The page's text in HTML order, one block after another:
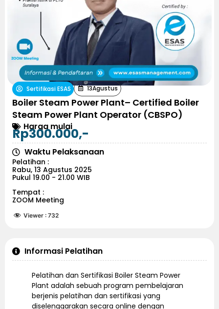
Sertifikasi ESAS 13Agustus
Boiler Steam Power Plant– Certified Boiler
Steam Power Plant Operator (CBSPO)
Harga mulai
Rp300.000,-
Waktu Pelaksanaan
Pelatihan :
Rabu, 13 Agustus 2025
Pukul 19.00 - 21.00 WIB
Tempat :
ZOOM Meeting
Viewer : 732
Informasi Pelatihan
Pelatihan dan Sertifikasi Boiler Steam Power
Plant adalah sebuah program pembelajaran
berjenis pelatihan dan sertifikasi yang
diselenggarakan secara online dengan